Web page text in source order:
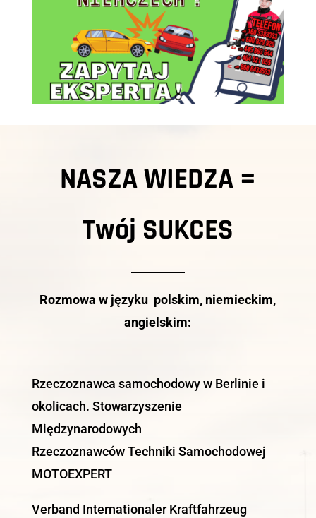
NASZA WIEDZA =
Twój SUKCES
Rozmowa w języku polskim, niemieckim,
angielskim:
Rzeczoznawca samochodowy w Berlinie i
okolicach. Stowarzyszenie
Międzynarodowych
Rzeczoznawców Techniki Samochodowej
MOTOEXPERT
Verband Internationaler Kraftfahrzeug